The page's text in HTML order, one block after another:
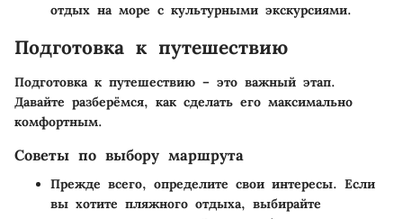
отдых на море с культурными экскурсиями.
Подготовка к путешествию
Подготовка к путешествию – это важный этап.
Давайте разберёмся, как сделать его максимально
комфортным.
Советы по выбору маршрута
Прежде всего, определите свои интересы. Если
вы хотите пляжного отдыха, выбирайте